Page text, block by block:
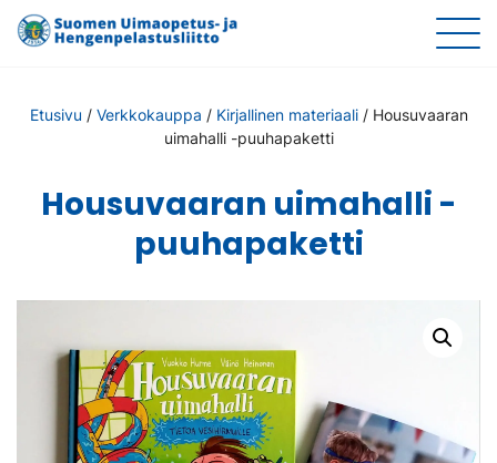
Etusivu / Verkkokauppa / Kirjallinen materiaali/ Housuvaaran
uimahalli -puuhapaketti
Housuvaaran uimahalli -
puuhapaketti